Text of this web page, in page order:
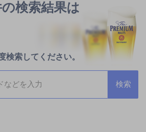
検索結果は
検索してください。